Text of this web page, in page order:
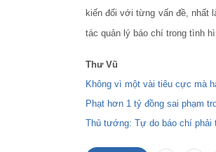
kiến đối với từng vấn đề, nhất
tác quản lý báo chí trong tình
Thư Vũ
Không vì một vài tiêu cực mà
Phạt hơn 1 tỷ đồng sai phạm
Thủ tướng: Tự do báo chí phải